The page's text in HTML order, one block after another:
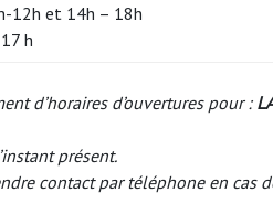
12h et 14h – 18h
h
d’horaires d’ouvertures pour :LA
présent.
contact par téléphone en cas